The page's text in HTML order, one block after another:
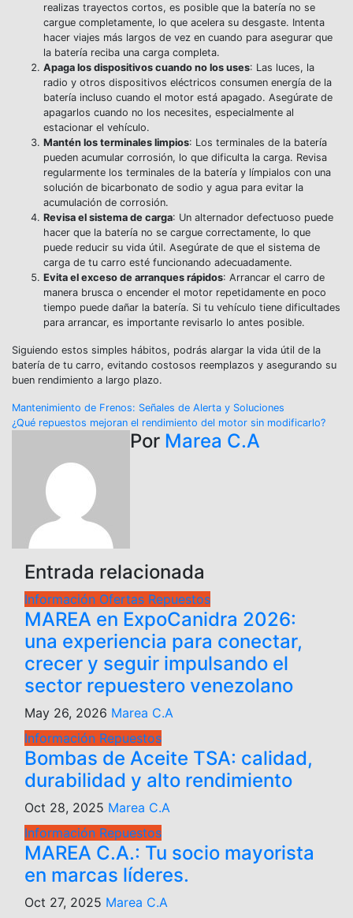
realizas trayectos cortos, es posible que la batería no se
cargue completamente, lo que acelera su desgaste. Intenta
hacer viajes más largos de vez en cuando para asegurar que
la batería reciba una carga completa.
Apaga los dispositivos cuando no los uses: Las luces, la
radio y otros dispositivos eléctricos consumen energía de la
batería incluso cuando el motor está apagado. Asegúrate de
apagarlos cuando no los necesites, especialmente al
estacionar el vehículo.
Mantén los terminales limpios: Los terminales de la batería
pueden acumular corrosión, lo que dificulta la carga. Revisa
regularmente los terminales de la batería y límpialos con una
solución de bicarbonato de sodio y agua para evitar la
acumulación de corrosión.
Revisa el sistema de carga: Un alternador defectuoso puede
hacer que la batería no se cargue correctamente, lo que
puede reducir su vida útil. Asegúrate de que el sistema de
carga de tu carro esté funcionando adecuadamente.
Evita el exceso de arranques rápidos: Arrancar el carro de
manera brusca o encender el motor repetidamente en poco
tiempo puede dañar la batería. Si tu vehículo tiene dificultades
para arrancar, es importante revisarlo lo antes posible.
Siguiendo estos simples hábitos, podrás alargar la vida útil de la
batería de tu carro, evitando costosos reemplazos y asegurando su
buen rendimiento a largo plazo.
Navegación
entradas
Mantenimiento de Frenos: Señales de Alerta y Soluciones
¿Qué repuestos mejoran el rendimiento del motor sin modificarlo?
Por Marea C.A
Entrada relacionada
Información Ofertas Repuestos
MAREA en ExpoCanidra 2026:
una experiencia para conectar,
crecer y seguir impulsando el
sector repuestero venezolano
May 26, 2026 Marea C.A
Información Repuestos
Bombas de Aceite TSA: calidad,
durabilidad y alto rendimiento
Oct 28, 2025 Marea C.A
Información Repuestos
MAREA C.A.: Tu socio mayorista
en marcas líderes.
Oct 27, 2025 Marea C.A